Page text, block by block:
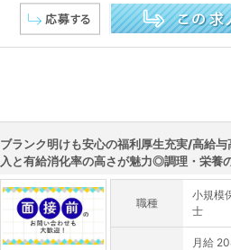
ブランク明けも安心の福利厚生充実/高給与
入と有給消化率の高さが魅力◎調理・栄養
職種
小規模
士
月給